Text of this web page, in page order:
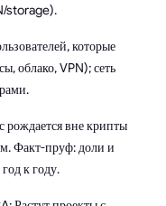
storage).
которые
облако, VPN); сеть
рождается вне крипты
Факт-пруф: доли и
к году.